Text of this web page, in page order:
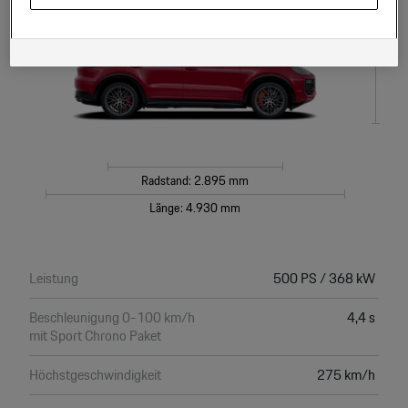
Radstand: 2.895 mm
Länge: 4.930 mm
Höhe: 1.674 mm
Leistung
500 PS / 368 kW
Beschleunigung 0-100 km/h
mit Sport Chrono Paket
4,4 s
Höchstgeschwindigkeit
275 km/h
Hinweis zu Cookies für Marketingzwecke:Sofern Sie über einen von uns
Daten, sofern Sie dem explizit zugestimmt („Cookies mit
eines Porsche Betriebs, Porsche Inter Auto GmbH & Co KG, eingesehen